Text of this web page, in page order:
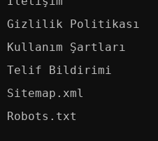
Gizlilik Politikası
Kullanım Şartları
Telif Bildirimi
Sitemap.xml
Robots.txt